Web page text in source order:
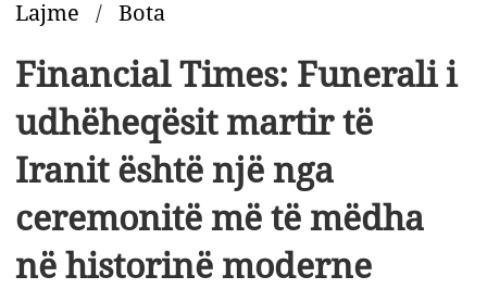
Lajme / Bota
Financial Times: Funerali i
udhëheqësit martir të
Iranit është një nga
ceremonitë më të mëdha
në historinë moderne